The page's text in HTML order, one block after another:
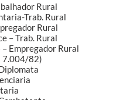
Rural
Trab. Rural
Rural
– Trab. Rural
Empregador Rural
7.004/82)